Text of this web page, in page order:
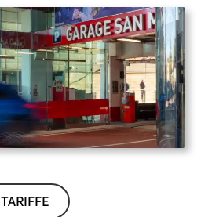
TARIFFE